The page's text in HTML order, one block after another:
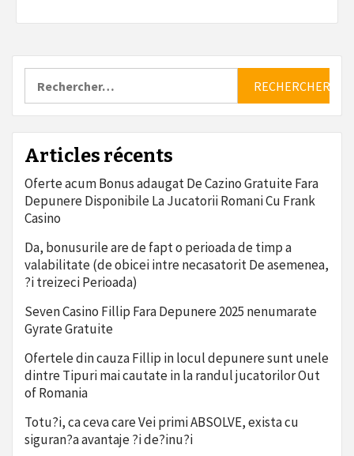
Articles récents
Oferte acum Bonus adaugat De Cazino Gratuite Fara
Depunere Disponibile La Jucatorii Romani Cu Frank
Casino
Da, bonusurile are de fapt o perioada de timp a
valabilitate (de obicei intre necasatorit De asemenea,
?i treizeci Perioada)
Seven Casino Fillip Fara Depunere 2025 nenumarate
Gyrate Gratuite
Ofertele din cauza Fillip in locul depunere sunt unele
dintre Tipuri mai cautate in la randul jucatorilor Out
of Romania
Totu?i, ca ceva care Vei primi ABSOLVE, exista cu
siguran?a avantaje ?i de?inu?i